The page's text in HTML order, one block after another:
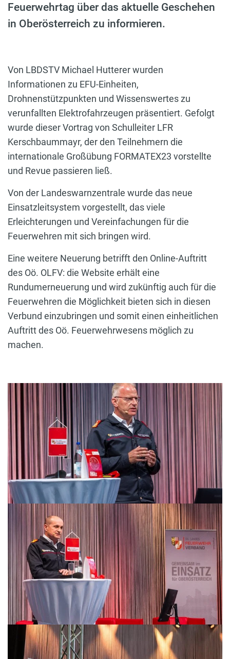
Feuerwehrtag über das aktuelle Geschehen
in Oberösterreich zu informieren.
Von LBDSTV Michael Hutterer wurden
Informationen zu EFU-Einheiten,
Drohnenstützpunkten und Wissenswertes zu
verunfallten Elektrofahrzeugen präsentiert. Gefolgt
wurde dieser Vortrag von Schulleiter LFR
Kerschbaummayr, der den Teilnehmern die
internationale Großübung FORMATEX23 vorstellte
und Revue passieren ließ.
Von der Landeswarnzentrale wurde das neue
Einsatzleitsystem vorgestellt, das viele
Erleichterungen und Vereinfachungen für die
Feuerwehren mit sich bringen wird.
Eine weitere Neuerung betrifft den Online-Auftritt
des Oö. OLFV: die Website erhält eine
Rundumerneuerung und wird zukünftig auch für die
Feuerwehren die Möglichkeit bieten sich in diesen
Verbund einzubringen und somit einen einheitlichen
Auftritt des Oö. Feuerwehrwesens möglich zu
machen.